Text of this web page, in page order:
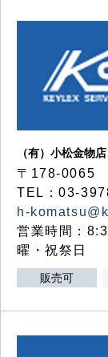
（有）小松金物店
〒178-0065
TEL：03-
h-
営業時間：
曜・祝祭日
販売可